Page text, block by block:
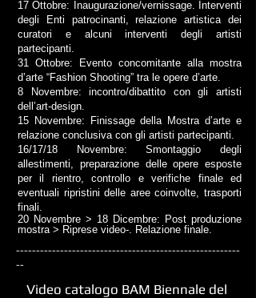
17 Ottobre: Inaugurazione/vernissage. Interventi
degli Enti patrocinanti, relazione artistica dei
curatori e alcuni interventi degli artisti
partecipanti.
31 Ottobre: Evento concomitante alla mostra
d’arte “Fashion Shooting” tra le opere d’arte.
8 Novembre: incontro/dibattito con gli artisti
dell’art-design.
15 Novembre: Finissage della Mostra d’arte e
relazione conclusiva con gli artisti partecipanti.
16/17/18 Novembre: Smontaggio degli
allestimenti, preparazione delle opere esposte
per il rientro, controllo e verifiche finale ed
eventuali ripristini delle aree coinvolte, trasporti
finali.
20 Novembre > 18 Dicembre: Post produzione
mostra > Riprese video-. Relazione finale.
--------------------------------------------------------
--
Video catalogo BAM Biennale del